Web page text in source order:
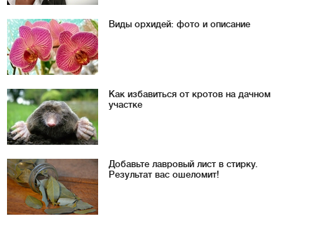
Виды орхидей: фото и описание
Как избавиться от кротов на дачном
участке
Добавьте лавровый лист в стирку.
Результат вас ошеломит!